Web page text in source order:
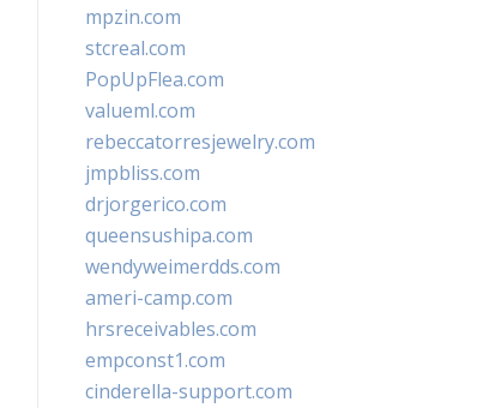
mpzin.com
stcreal.com
PopUpFlea.com
valueml.com
rebeccatorresjewelry.com
jmpbliss.com
drjorgerico.com
queensushipa.com
wendyweimerdds.com
ameri-camp.com
hrsreceivables.com
empconst1.com
cinderella-support.com